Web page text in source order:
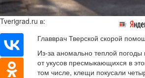
Tverigrad.ru в:
Главврач Тверской скорой
Из-за аномально теплой погоды
от укусов пресмыкающихся в
том числе, клещи покусали